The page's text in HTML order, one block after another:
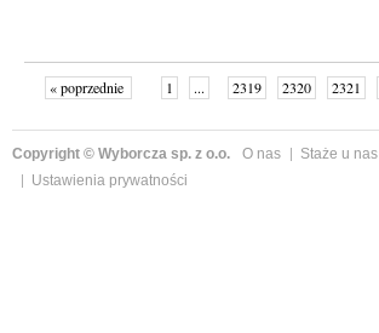
« poprzednie 1 ... 2319 2320 2321
Copyright © Wyborcza sp. z o.o. O nas Staże u nas
Ustawienia prywatności